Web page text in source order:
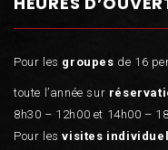
Pour les groupes de 16
toute l’année sur
8h30 – 12h00 et 14h00 –
Pour lesvisites